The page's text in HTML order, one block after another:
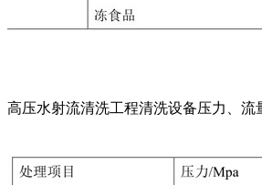
高压水射流清洗工程清洗设备压力、流